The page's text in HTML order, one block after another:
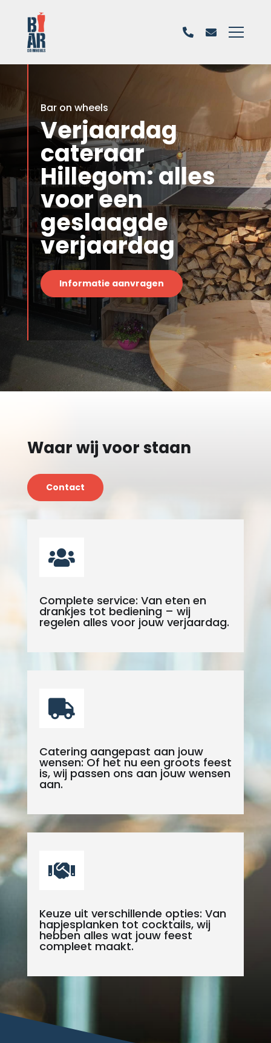
Bar on wheels
Verjaardag
cateraar
Hillegom: alles
voor een
geslaagde
verjaardag
Informatie aanvragen
Waar wij voor staan
Contact

Complete service: Van eten en
drankjes tot bediening – wij
regelen alles voor jouw verjaardag.

Catering aangepast aan jouw
wensen: Of het nu een groots feest
is, wij passen ons aan jouw wensen
aan.

Keuze uit verschillende opties: Van
hapjesplanken tot cocktails, wij
hebben alles wat jouw feest
compleet maakt.